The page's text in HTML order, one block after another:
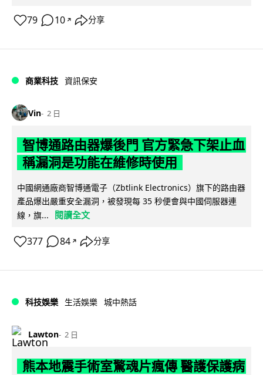
79 10 ↗ 分享
商業科技 資訊保安
Vin 2 日
智博通路由器爆後門 官方緊急下架止血
稱漏洞是功能在維修時使用
中國網通廠商智博通電子（Zbtlink Electronics）旗下的路由器
產品爆出嚴重安全漏洞，被發現每 35 秒便會與中國伺服器連
線，旗...
閱讀全文
377 84 ↗ 分享
科技娛樂 生活娛樂 城中熱話
Lawton 2 日
熊本地震手術室驚魂片瘋傳 醫護保護病